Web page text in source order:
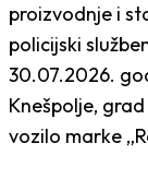
proizvodnje i
policijski
30.07.2026.
Knešpolje,
vozilo marke